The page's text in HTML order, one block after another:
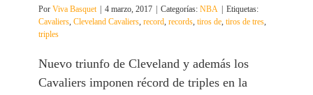
Por Viva Basquet 4 marzo, 2017 Categorías: NBA
Etiquetas:
Cavaliers, Cleveland Cavaliers, record, records, tiros de, tiros de tres,
triples
Nuevo triunfo de Cleveland y además los
Cavaliers imponen récord de triples en la